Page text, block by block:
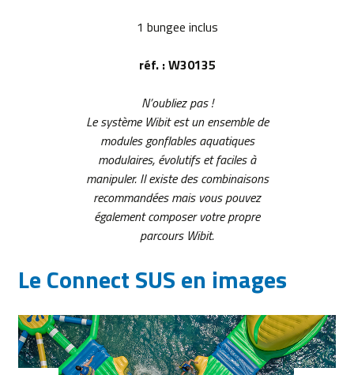
1 bungee inclus
réf. : W30135
N’oubliez pas !
Le système Wibit est un ensemble de
modules gonflables aquatiques
modulaires, évolutifs et faciles à
manipuler. Il existe des combinaisons
recommandées mais vous pouvez
également composer votre propre
parcours Wibit.
Le Connect SUS en images